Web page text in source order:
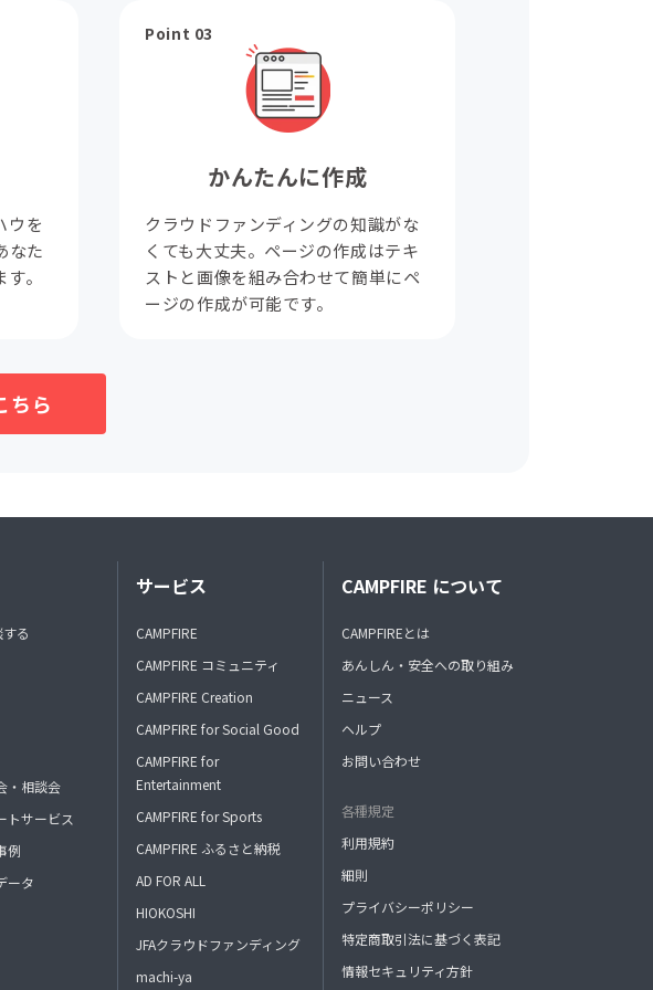
ウを
なた
。
Point 03
かんたんに作成
クラウドファンディングの知識がな
くても大丈夫。ページの作成はテキ
ストと画像を組み合わせて簡単にペ
ージの作成が可能です。
ちら
る
・相談会
トサービス
例
ータ
サービス
CAMPFIRE
CAMPFIRE コミュニティ
CAMPFIRE Creation
CAMPFIRE for Social Good
CAMPFIRE for
Entertainment
CAMPFIRE for Sports
CAMPFIRE ふるさと納税
AD FOR ALL
HIOKOSHI
JFAクラウドファンディング
machi-ya
CAMPFIRE について
CAMPFIREとは
あんしん・安全への取り組み
ニュース
ヘルプ
お問い合わせ
各種規定
利用規約
細則
プライバシーポリシー
特定商取引法に基づく表記
情報セキュリティ方針